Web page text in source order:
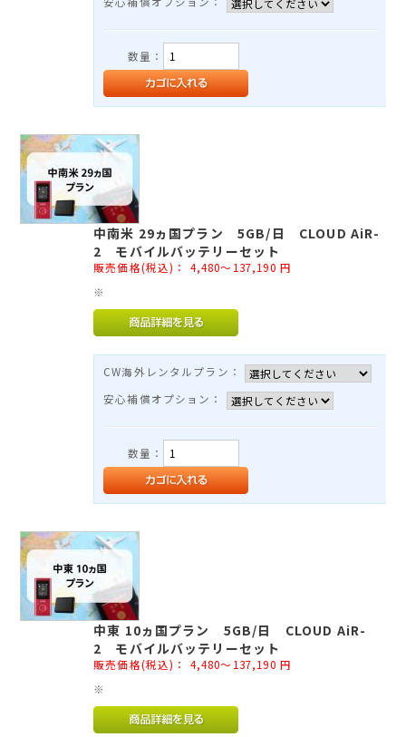
数量：
中南米 29ヵ国プラン 5GB/日 CLOUD AiR-
2 モバイルバッテリーセット
販売価格(税込)： 4,480～137,190 円
※
CW海外レンタルプラン：
安心補償オプション：
数量：
中東 10ヵ国プラン 5GB/日 CLOUD AiR-
2 モバイルバッテリーセット
販売価格(税込)： 4,480～137,190 円
※